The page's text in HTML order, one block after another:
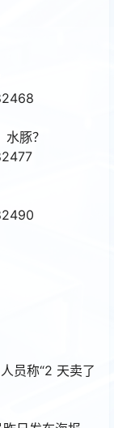
豚？
员称“2 天卖了